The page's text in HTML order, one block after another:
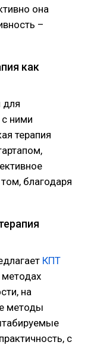
она
–
как
для
с ними
терапия
благодаря
КПТ
методах
на
методы
с